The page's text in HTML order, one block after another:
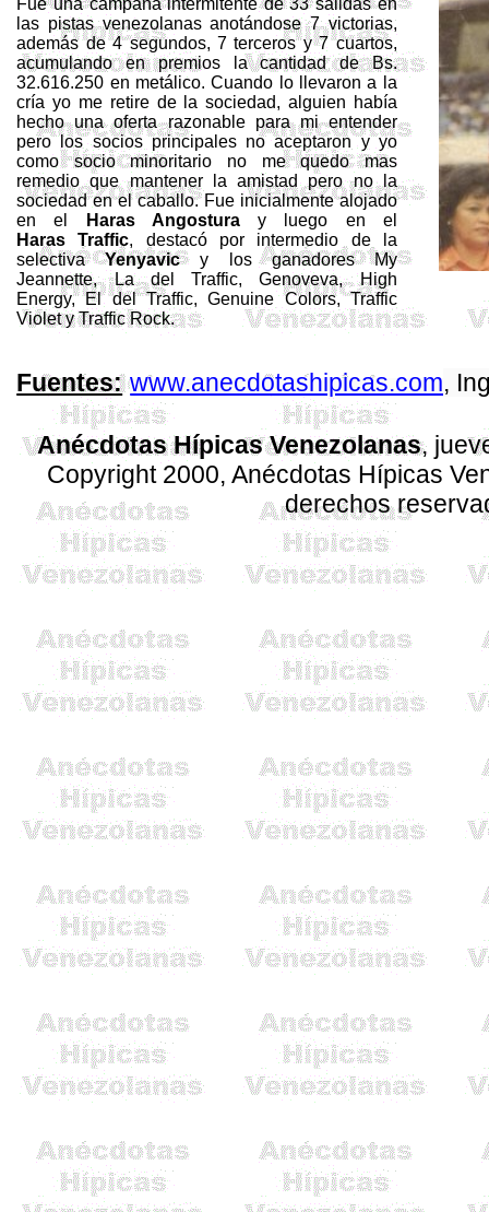
Fue una campaña intermitente de 33 salidas en
las pistas venezolanas anotándose 7 victorias,
además de 4 segundos, 7 terceros y 7 cuartos,
acumulando en premios la cantidad de Bs.
32.616.250 en metálico. Cuando lo llevaron a la
cría yo me retire de la sociedad, alguien había
hecho una oferta razonable para mi entender
pero los socios principales no aceptaron y yo
como socio minoritario no me quedo mas
remedio que mantener la amistad pero no la
sociedad en el caballo. Fue inicialmente alojado
en el
Haras Angosturay luego en el
Haras
Traffic, destacó por intermedio de la
selectivaYenyavicy los ganadores My
Jeannette, La delTraffic, Genoveva,High
Energy, El del Traffic,Genuine Colors,Traffic
Violety Traffic Rock.
Fuentes: www.anecdotashipicas.com,
Anécdotas Hípicas Venezolanas,
Copyright 2000, Anécdotas Hípicas
derechos